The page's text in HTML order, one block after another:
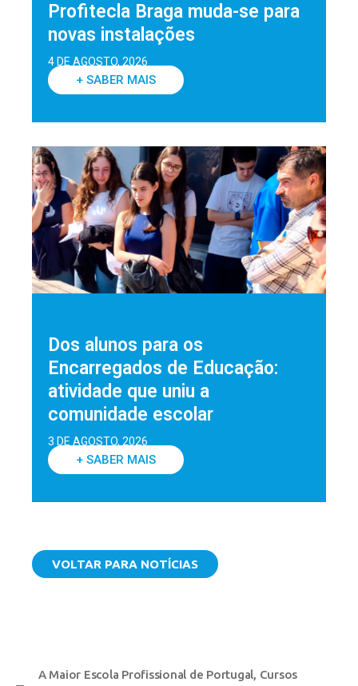
Profitecla Braga muda-se para
novas instalações
4 DE AGOSTO, 2026
+ SABER MAIS
Dos alunos para os
Encarregados de Educação:
atividade que uniu a
comunidade escolar
3 DE AGOSTO, 2026
+ SABER MAIS
VOLTAR PARA NOTÍCIAS
A Maior Escola Profissional de Portugal, Cursos